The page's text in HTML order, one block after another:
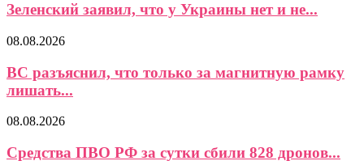
Зеленский заявил, что у Украины нет и не...
08.08.2026
ВС разъяснил, что только за магнитную рамку
лишать...
08.08.2026
Средства ПВО РФ за сутки сбили 828 дронов...